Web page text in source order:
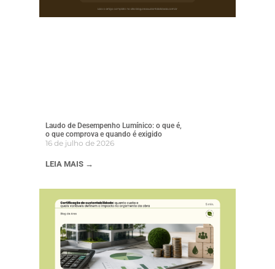
Laudo de Desempenho Lumínico: o que é,
o que comprova e quando é exigido
16 de julho de 2026
LEIA MAIS →